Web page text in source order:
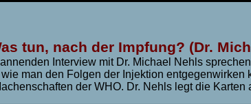
tun, nach der Impfung? (Dr.
Interview mit Dr. Michael Nehls
wie man den Folgen der Injektion entgegenwirken
der WHO. Dr. Nehls legt die Karten